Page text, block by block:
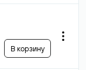
В корзину